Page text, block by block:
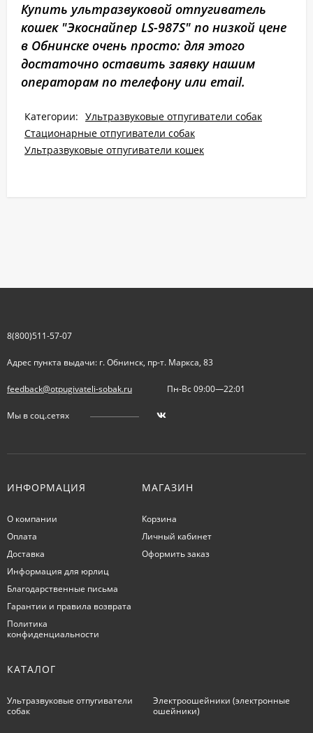
Купить ультразвуковой отпугиватель
кошек "Экоснайпер LS-987S" по низкой цене
в Обнинске очень просто: для этого
достаточно оставить заявку нашим
операторам по телефону или email.
Категории: Ультразвуковые отпугиватели собак
Стационарные отпугиватели собак
Ультразвуковые отпугиватели кошек
8(800)511-57-07
Адрес пункта выдачи: г. Обнинск, пр-т. Маркса, 83
feedback@otpugivateli-sobak.ru Пн-Вс 09:00—22:01
Мы в соц.сетях
ИНФОРМАЦИЯ
О компании
Оплата
Доставка
Информация для юрлиц
Благодарственные письма
Гарантии и правила возврата
Политика
конфиденциальности
МАГАЗИН
Корзина
Личный кабинет
Оформить заказ
КАТАЛОГ
Ультразвуковые отпугиватели
собак
Электроошейники (электронные
ошейники)